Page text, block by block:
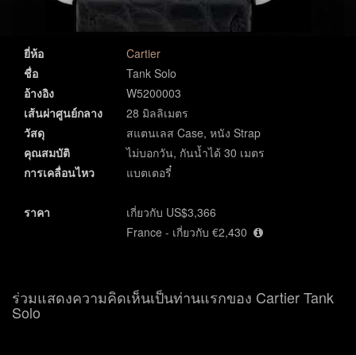
ยี่ห้อ
Cartier
ชื่อ
Tank Solo
อ้างอิง
W5200003
เส้นผ่าศูนย์กลาง
28 มิลลิเมตร
วัสดุ
สแตนเลส Case, หนัง Strap
คุณสมบัติ
ไม่บอกวัน, กันน้ำได้ 30 เมตร
การเคลื่อนไหว
แบตเตอรี๋
ราคา
เกี่ยวกับ US$3,366
France - เกี่ยวกับ €2,430
ร่วมแสดงความคิดเห็นเป็นท่านแรกของ Cartier Tank
Solo